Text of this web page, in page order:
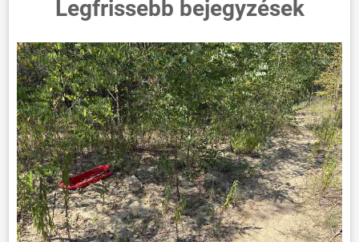
Legfrissebb bejegyzések